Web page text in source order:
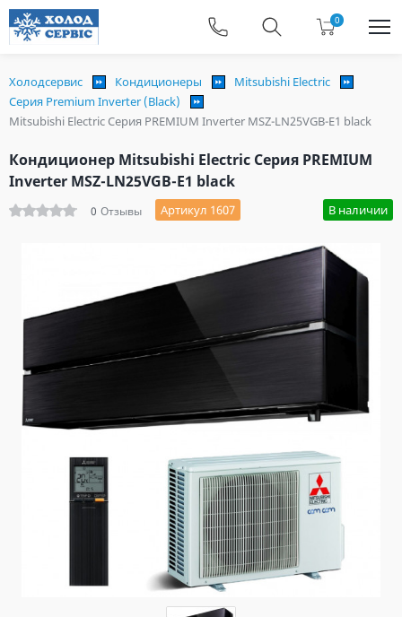
0
Холодсервис Кондиционеры
Mitsubishi Electric
Серия Premium Inverter (Black)
Mitsubishi Electric Серия PREMIUM Inverter MSZ-LN25VGB-E1 black
Кондиционер Mitsubishi Electric Серия PREMIUM
Inverter MSZ-LN25VGB-E1 black
0 Отзывы Артикул 1607 В наличии